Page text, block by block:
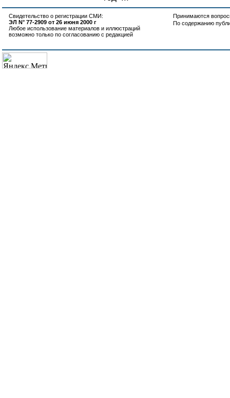
Свидетельство о регистрации СМИ:
ЭЛ N° 77-2909 от 26 июня 2000 г
Любое использование материалов и иллюстраций
возможно только по согласованию с редакцией
Принимаются
По содержанию